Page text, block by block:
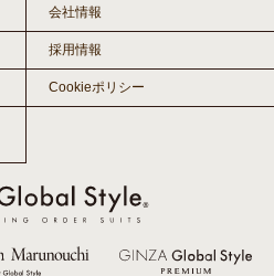
会社情報
採用情報
Cookieポリシー